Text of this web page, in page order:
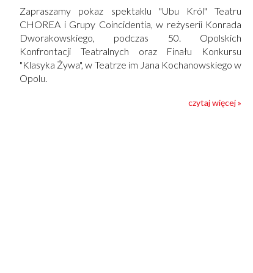
Zapraszamy pokaz spektaklu "Ubu Król" Teatru
CHOREA i Grupy Coincidentia, w reżyserii Konrada
Dworakowskiego, podczas 50. Opolskich
Konfrontacji Teatralnych oraz Finału Konkursu
"Klasyka Żywa", w Teatrze im Jana Kochanowskiego w
Opolu.
czytaj więcej »